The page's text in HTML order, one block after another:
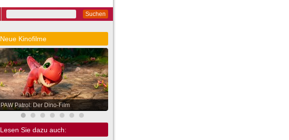
Suchen
Neue Kinofilme
PAW Patrol: Der Dino-Film
Lesen Sie dazu auch: